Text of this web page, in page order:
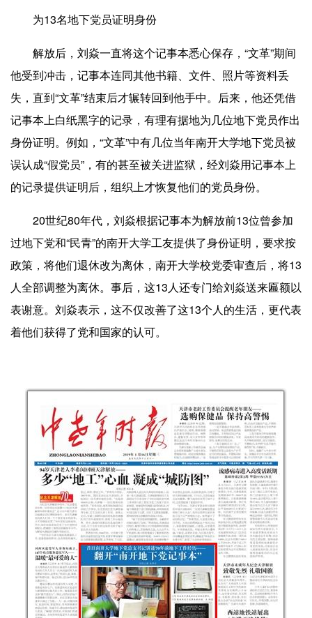
为13名地下党员证明身份
解放后，刘焱一直将这个记事本悉心保存，“文革”期间
他受到冲击，记事本连同其他书籍、文件、照片等资料丢
失，直到“文革”结束后才辗转回到他手中。后来，他还凭借
记事本上白纸黑字的记录，有理有据地为几位地下党员作出
身份证明。例如，“文革”中有几位当年南开大学地下党员被
误认成“假党员”，有的甚至被关进监狱，经刘焱用记事本上
的记录提供证明后，组织上才恢复他们的党员身份。
20世纪80年代，刘焱根据记事本为解放前13位曾参加
过地下党和“民青”的南开大学工友提供了身份证明，要求按
政策，将他们退休改为离休，南开大学校党委审查后，将13
人全部调整为离休。事后，这13人还专门给刘焱送来匾额以
表谢意。刘焱表示，这不仅改善了这13个人的生活，更代表
着他们获得了党和国家的认可。